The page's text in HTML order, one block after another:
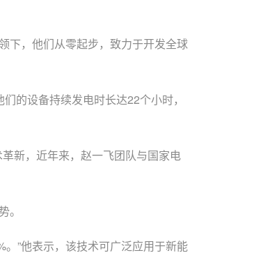
下，他们从零起步，致力于开发全球
的设备持续发电时长达22个小时，
新，近年来，赵一飞团队与国家电
”他表示，该技术可广泛应用于新能